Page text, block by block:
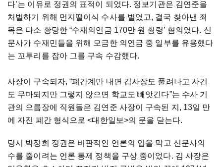
다’는 이유로 정권의 표적이 되었다. 정보기관은 김연준을
처벌하기
위해 먼지떨이식 수사를 벌였고, 결국 찾아낸 죄
목은 다소 황당한“수재의연금 170만 원 횡령’ 혐의였다. 신
문사가 수재민들을 위해 모금한 의연금 중 일부를 유용했다
는 꼬투리를 잡아 그를 구속 수감했다.
사장이 구속되자, “폐간계만 내면 김사장도 풀려나고 사건
도 무마되지만 그렇지 않으면 학교도 빼앗긴다”는 수사 기
관의 으름장에 직원들은 김연준 사장이 구속된 지 , 13일 만
에 자진 폐간 형식으로 <대한일보>의 문을 닫는다.
당시 박정희 정권은 비판적인 언론의 입을 막고 신문사의
수를 줄이려는 언론 통제 정책을 구상 중이었다. 김 사장은